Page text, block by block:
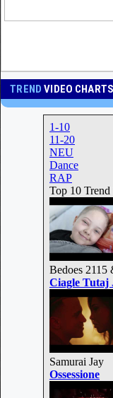
TRENDVIDEO CHARTS